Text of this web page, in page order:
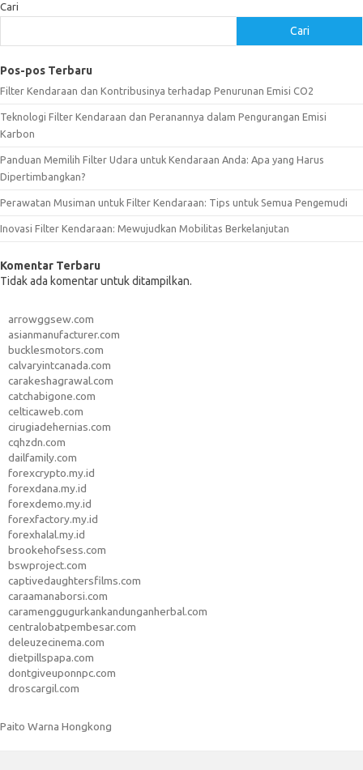
Cari
Cari
Pos-pos Terbaru
Filter Kendaraan dan Kontribusinya terhadap Penurunan Emisi CO2
Teknologi Filter Kendaraan dan Peranannya dalam Pengurangan Emisi
Karbon
Panduan Memilih Filter Udara untuk Kendaraan Anda: Apa yang Harus
Dipertimbangkan?
Perawatan Musiman untuk Filter Kendaraan: Tips untuk Semua Pengemudi
Inovasi Filter Kendaraan: Mewujudkan Mobilitas Berkelanjutan
Komentar Terbaru
Tidak ada komentar untuk ditampilkan.
arrowggsew.com
asianmanufacturer.com
bucklesmotors.com
calvaryintcanada.com
carakeshagrawal.com
catchabigone.com
celticaweb.com
cirugiadehernias.com
cqhzdn.com
dailfamily.com
forexcrypto.my.id
forexdana.my.id
forexdemo.my.id
forexfactory.my.id
forexhalal.my.id
brookehofsess.com
bswproject.com
captivedaughtersfilms.com
caraamanaborsi.com
caramenggugurkankandunganherbal.com
centralobatpembesar.com
deleuzecinema.com
dietpillspapa.com
dontgiveuponnpc.com
droscargil.com
Paito Warna Hongkong